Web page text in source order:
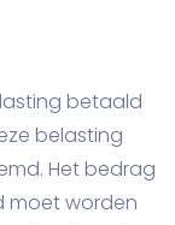
betaald
belasting
Het bedrag
moet worden